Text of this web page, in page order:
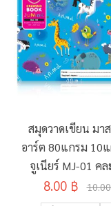
สมุดวาดเขียน มา
อาร์ต 80แกรม 10
จูเนียร์ MJ-01 คล
190x260มม.
8.00 ฿